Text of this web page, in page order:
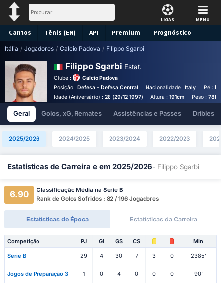
LIGAS MENU
Cantos Tênis (EN) API Premium Prognóstico
Itália / Jogadores / Calcio Padova / Filippo Sgarbi
Filippo Sgarbi Estat.
Clube :
Calcio Padova
Posição : Defesa - Defesa Central Nacionalidade :Italy Pé :
Idade (Aniversário) : 28 (29/12 1997) Altura :191cm Peso : 78kg
Geral Golos, xG, Remates Assistências e Passes Dribles
2025/2026 2024/2025 2023/2024 2022/2023
Estatísticas de Carreira e em 2025/2026- Filippo Sgarbi
6.90
Classificação Média na Serie B
Rank de Golos Sofridos : 82 / 196 Jogadores
Estatísticas de Época Estatísticas da Carreira
Competição PJ Gl GS CS Min
Serie B 29 4 30 7 3 0 2385'
Jogos de Preparação 3 1 0 4 0 0 0 90'